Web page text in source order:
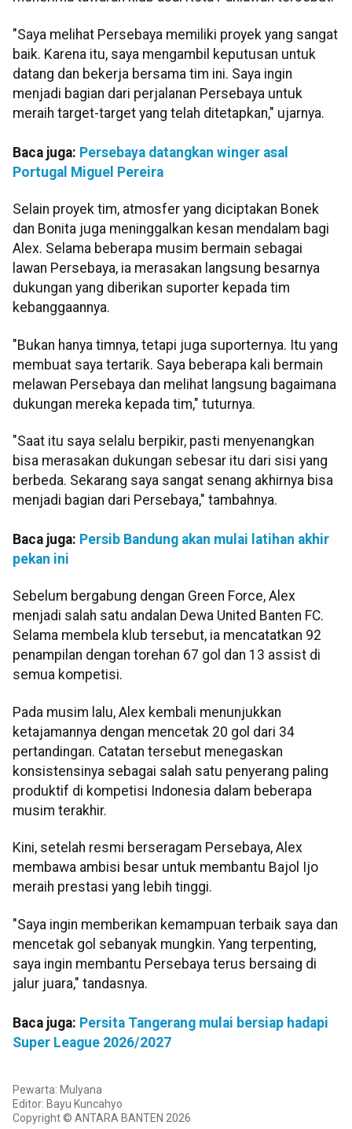
"Saya melihat Persebaya memiliki proyek yang sangat
baik. Karena itu, saya mengambil keputusan untuk
datang dan bekerja bersama tim ini. Saya ingin
menjadi bagian dari perjalanan Persebaya untuk
meraih target-target yang telah ditetapkan," ujarnya.
Baca juga: Persebaya datangkan winger asal
Portugal Miguel Pereira
Selain proyek tim, atmosfer yang diciptakan Bonek
dan Bonita juga meninggalkan kesan mendalam bagi
Alex. Selama beberapa musim bermain sebagai
lawan Persebaya, ia merasakan langsung besarnya
dukungan yang diberikan suporter kepada tim
kebanggaannya.
"Bukan hanya timnya, tetapi juga suporternya. Itu yang
membuat saya tertarik. Saya beberapa kali bermain
melawan Persebaya dan melihat langsung bagaimana
dukungan mereka kepada tim," tuturnya.
"Saat itu saya selalu berpikir, pasti menyenangkan
bisa merasakan dukungan sebesar itu dari sisi yang
berbeda. Sekarang saya sangat senang akhirnya bisa
menjadi bagian dari Persebaya," tambahnya.
Baca juga: Persib Bandung akan mulai latihan akhir
pekan ini
Sebelum bergabung dengan Green Force, Alex
menjadi salah satu andalan Dewa United Banten FC.
Selama membela klub tersebut, ia mencatatkan 92
penampilan dengan torehan 67 gol dan 13 assist di
semua kompetisi.
Pada musim lalu, Alex kembali menunjukkan
ketajamannya dengan mencetak 20 gol dari 34
pertandingan. Catatan tersebut menegaskan
konsistensinya sebagai salah satu penyerang paling
produktif di kompetisi Indonesia dalam beberapa
musim terakhir.
Kini, setelah resmi berseragam Persebaya, Alex
membawa ambisi besar untuk membantu Bajol Ijo
meraih prestasi yang lebih tinggi.
"Saya ingin memberikan kemampuan terbaik saya dan
mencetak gol sebanyak mungkin. Yang terpenting,
saya ingin membantu Persebaya terus bersaing di
jalur juara," tandasnya.
Baca juga: Persita Tangerang mulai bersiap hadapi
Super League 2026/2027
Pewarta: Mulyana
Editor: Bayu Kuncahyo
Copyright © ANTARA BANTEN 2026